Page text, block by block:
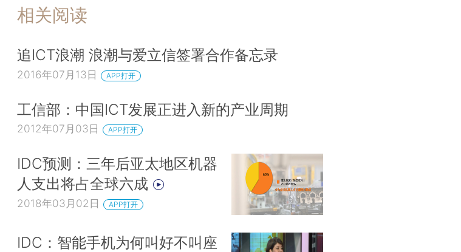
相关阅读
追ICT浪潮 浪潮与爱立信签署合作备忘录
2016年07月13日 APP打开
工信部：中国ICT发展正进入新的产业周期
2012年07月03日 APP打开
IDC预测：三年后亚太地区机器
人支出将占全球六成
2018年03月02日 APP打开
IDC：智能手机为何叫好不叫座